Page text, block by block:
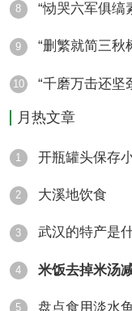
8 “恸哭六军俱缟
9 “删繁就简三秋
10 “千磨万击还坚
月热文章
1 开瓶罐头保存
2 大溪地饮食
3 武汉的特产是
4 米饭去掉米汤
5 盘点食用淡水